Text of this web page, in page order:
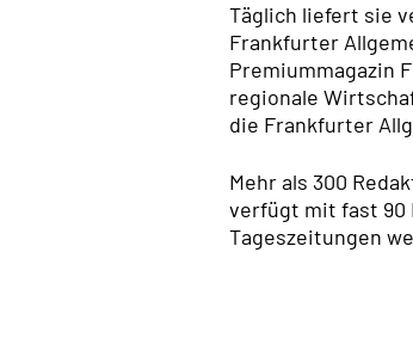
Täglich liefert sie
Frankfurter
Premiummagazin
regionale
die Frankfurter
Mehr als 300
verfügt mit fast 90
Tageszeitungen